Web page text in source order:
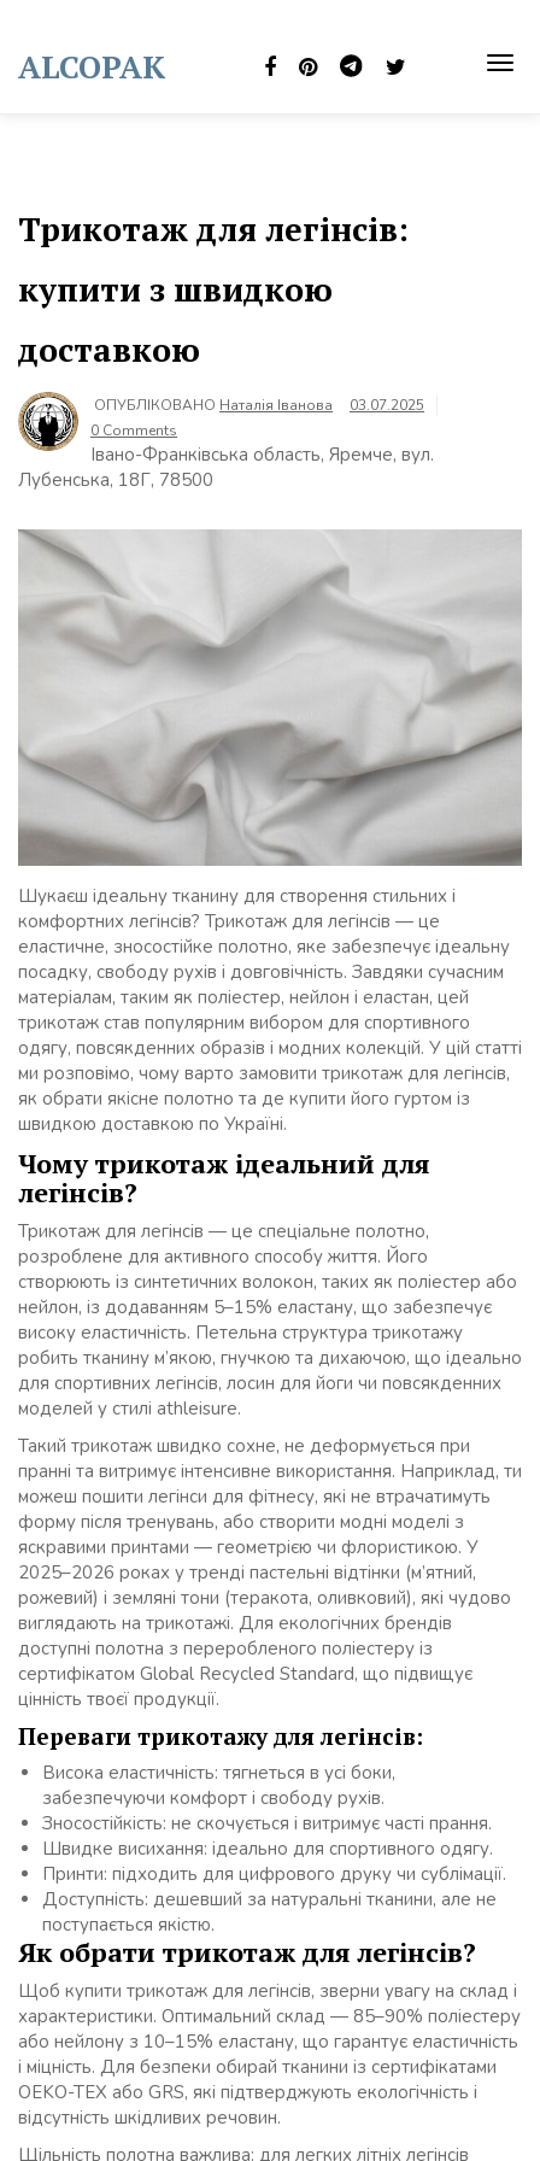
content
ALCOPAK
Трикотаж для легінсів:
купити з швидкою
доставкою
ОПУБЛІКОВАНО Наталія Іванова
03.07.2025
0 Comments
Івано-Франківська область, Яремче, вул.
Лубенська, 18Г, 78500
Шукаєш ідеальну тканину для створення стильних і
комфортних легінсів? Трикотаж для легінсів — це
еластичне, зносостійке полотно, яке забезпечує ідеальну
посадку, свободу рухів і довговічність. Завдяки сучасним
матеріалам, таким як поліестер, нейлон і еластан, цей
трикотаж став популярним вибором для спортивного
одягу, повсякденних образів і модних колекцій. У цій статті
ми розповімо, чому варто замовити трикотаж для легінсів,
як обрати якісне полотно та де купити його гуртом із
швидкою доставкою по Україні.
Чому трикотаж ідеальний для
легінсів?
Трикотаж для легінсів — це спеціальне полотно,
розроблене для активного способу життя. Його
створюють із синтетичних волокон, таких як поліестер або
нейлон, із додаванням 5–15% еластану, що забезпечує
високу еластичність. Петельна структура трикотажу
робить тканину м’якою, гнучкою та дихаючою, що ідеально
для спортивних легінсів, лосин для йоги чи повсякденних
моделей у стилі athleisure.
Такий трикотаж швидко сохне, не деформується при
пранні та витримує інтенсивне використання. Наприклад, ти
можеш пошити легінси для фітнесу, які не втрачатимуть
форму після тренувань, або створити модні моделі з
яскравими принтами — геометрією чи флористикою. У
2025–2026 роках у тренді пастельні відтінки (м’ятний,
рожевий) і земляні тони (теракота, оливковий), які чудово
виглядають на трикотажі. Для екологічних брендів
доступні полотна з переробленого поліестеру із
сертифікатом Global Recycled Standard, що підвищує
цінність твоєї продукції.
Переваги трикотажу для легінсів:
Висока еластичність: тягнеться в усі боки,
забезпечуючи комфорт і свободу рухів.
Зносостійкість: не скочується і витримує часті прання.
Швидке висихання: ідеально для спортивного одягу.
Принти: підходить для цифрового друку чи сублімації.
Доступність: дешевший за натуральні тканини, але не
поступається якістю.
Як обрати трикотаж для легінсів?
Щоб купити трикотаж для легінсів, зверни увагу на склад і
характеристики. Оптимальний склад — 85–90% поліестеру
або нейлону з 10–15% еластану, що гарантує еластичність
і міцність. Для безпеки обирай тканини із сертифікатами
OEKO-TEX або GRS, які підтверджують екологічність і
відсутність шкідливих речовин.
Щільність полотна важлива: для легких літніх легінсів